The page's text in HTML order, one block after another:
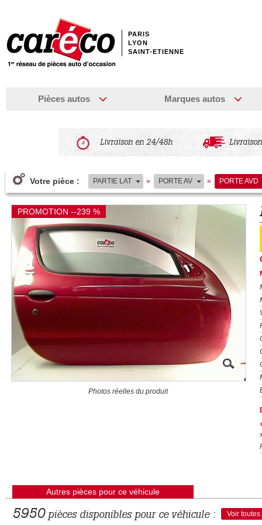
PARIS
LYON
SAINT-ETIENNE
Pièces autos Marques autos
Livraison en 24/48h
Votre pièce : PARTIE LAT » PORTE AV » PORTE AVD
PROMOTION --239 %
Photos réelles du produit
Autres pièces pour ce véhicule
5950pièces disponibles pour ce véhicule : Voir